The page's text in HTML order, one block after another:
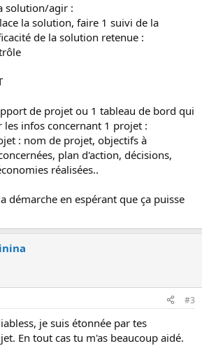
solution/agir :
la solution, faire 1 suivi de la
de la solution retenue :
de projet ou 1 tableau de bord qui
les infos concernant 1 projet :
: nom de projet, objectifs à
plan d'action, décisions,
réalisées..
démarche en espérant que ça puisse
#3
je suis étonnée par tes
En tout cas tu m'as beaucoup aidé.